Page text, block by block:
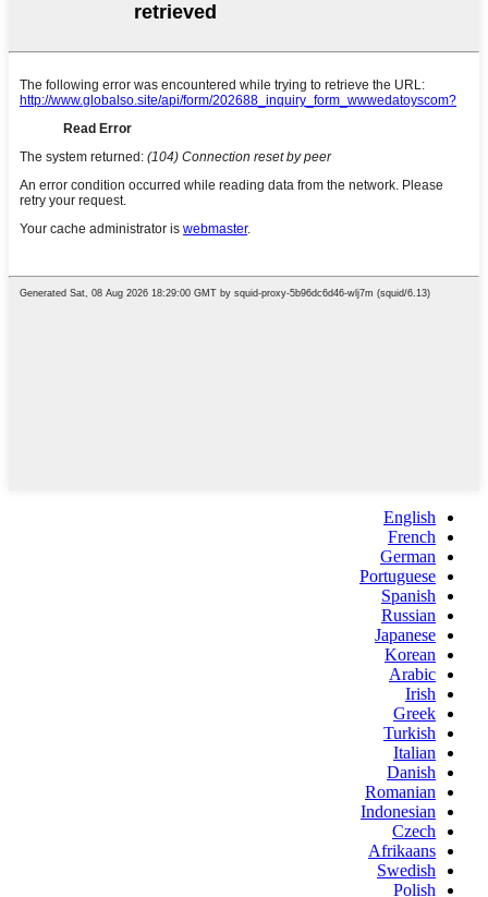
English
French
German
Portuguese
Spanish
Russian
Japanese
Korean
Arabic
Irish
Greek
Turkish
Italian
Danish
Romanian
Indonesian
Czech
Afrikaans
Swedish
Polish